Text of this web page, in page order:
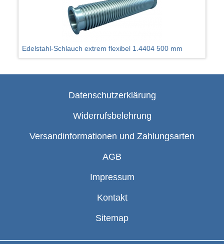
Edelstahl-Schlauch extrem flexibel 1.4404 500 mm
Datenschutzerklärung
Widerrufsbelehrung
Versandinformationen und Zahlungsarten
AGB
Impressum
Kontakt
Sitemap